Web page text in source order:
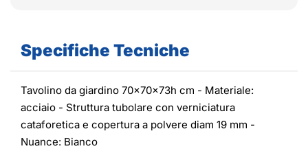
Specifiche Tecniche
Tavolino da giardino 70x70x73h cm - Materiale:
acciaio - Struttura tubolare con verniciatura
cataforetica e copertura a polvere diam 19 mm -
Nuance: Bianco